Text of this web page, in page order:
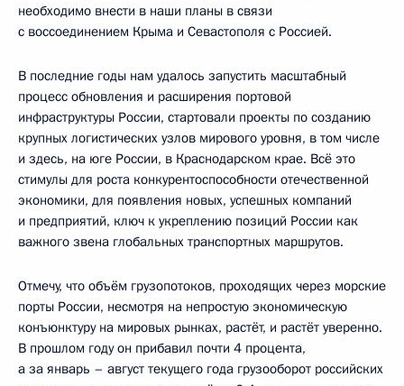
необходимо внести в наши планы в связи
с воссоединением Крыма и Севастополя с Россией.
В последние годы нам удалось запустить масштабный
процесс обновления и расширения портовой
инфраструктуры России, стартовали проекты по созданию
крупных логистических узлов мирового уровня, в том числе
и здесь, на юге России, в Краснодарском крае. Всё это
стимулы для роста конкурентоспособности отечественной
экономики, для появления новых, успешных компаний
и предприятий, ключ к укреплению позиций России как
важного звена глобальных транспортных маршрутов.
Отмечу, что объём грузопотоков, проходящих через морские
порты России, несмотря на непростую экономическую
конъюнктуру на мировых рынках, растёт, и растёт уверенно.
В прошлом году он прибавил почти 4 процента,
а за январь – август текущего года грузооборот российских